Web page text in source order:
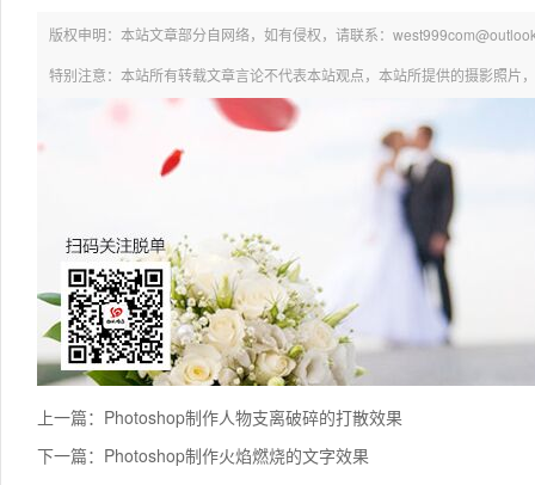
版权申明：本站文章部分自网络，如有侵权，请联系：
特别注意：本站所有转载文章言论不代表本站观点，本站所提供的摄影照
上一篇： Photoshop制作人物支离破碎的打散效果
下一篇： Photoshop制作火焰燃烧的文字效果